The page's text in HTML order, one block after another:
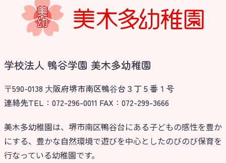
学校法人 鴨谷学園 美木多幼稚園
〒590-0138 ⼤阪府堺市南区鴨⾕台３丁５番１号
連絡先TEL：072-296-0011 FAX：072-299-3666
美木多幼稚園は、堺市南区鴨谷台にある子どもの感性を豊か
にする、豊かな自然環境で遊びを中心としたのびのび保育を
行なっている幼稚園です。
お知らせ
今日の幼稚園
園児募集要項
教職員募集